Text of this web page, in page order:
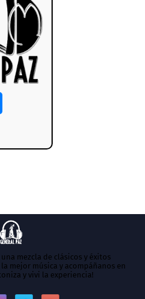
mezcla de clásicos y éxitos
mejor música y acompáñanos en
y vivi la experiencia!